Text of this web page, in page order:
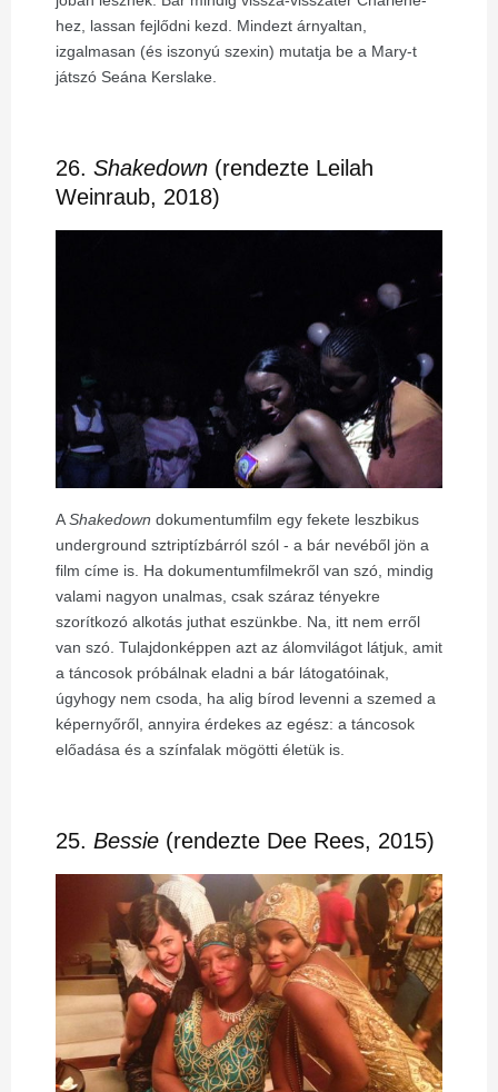
hez, lassan fejlődni kezd. Mindezt árnyaltan,
izgalmasan (és iszonyú szexin) mutatja be a Mary-t
játszó Seána Kerslake.
26. Shakedown (rendezte Leilah
Weinraub, 2018)
AShakedown dokumentumfilm egy fekete leszbikus
underground sztriptízbárról szól - a bár nevéből jön a
film címe is. Ha dokumentumfilmekről van szó, mindig
valami nagyon unalmas, csak száraz tényekre
szorítkozó alkotás juthat eszünkbe. Na, itt nem erről
van szó. Tulajdonképpen azt az álomvilágot látjuk, amit
a táncosok próbálnak eladni a bár látogatóinak,
úgyhogy nem csoda, ha alig bírod levenni a szemed a
képernyőről, annyira érdekes az egész: a táncosok
előadása és a színfalak mögötti életük is.
25. Bessie (rendezte Dee Rees, 2015)